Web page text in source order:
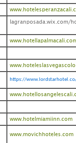
lagranposada.wix.com/
https://
www.hotelmiamiinn.com
www.movichhoteles.com